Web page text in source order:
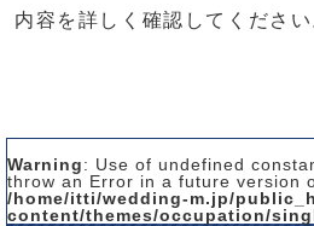
内容を詳しく確認してください
Warning: Use of undefined
throw an Error in a future version
/home/itti/wedding-m.jp/
content/themes/occupation/